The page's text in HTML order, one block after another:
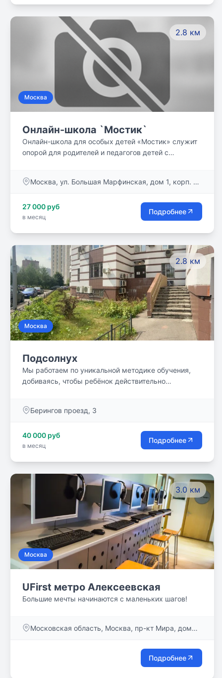
внешкольных делах.
2.8 км
Москва
Онлайн-школа `Мостик`
Онлайн-школа для особых детей «Мостик» служит
опорой для родителей и педагогов детей с
Москва, ул. Большая Марфинская, дом 1, корп. 3,
27 000 руб
в месяц
Подробнее
2.8 км
Москва
Подсолнух
Мы работаем по уникальной методике обучения,
добиваясь, чтобы ребёнок действительно
Берингов проезд, 3
40 000 руб
в месяц
Подробнее
3.0 км
Москва
UFirst метро Алексеевская
Большие мечты начинаются с маленьких шагов!
Московская область, Москва, пр-кт Мира, дом
Подробнее